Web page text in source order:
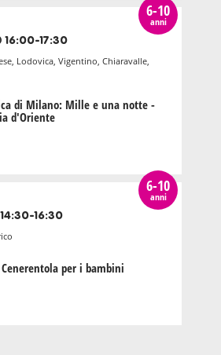
6-10
anni
16:00-17:30
Lodovica, Vigentino, Chiaravalle,
di Milano: Mille e una notte -
d'Oriente
6-10
anni
14:30-16:30
per i bambini